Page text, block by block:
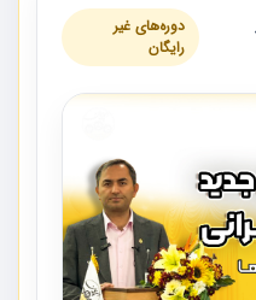
دوره‌های غیر
رایگان